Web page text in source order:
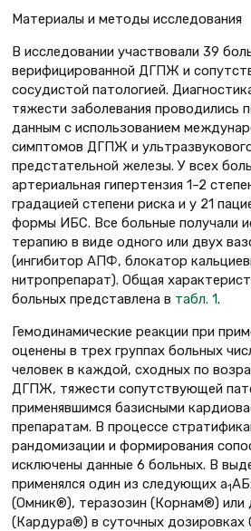
Материалы и методы исследования
В исследовании участвовали 39
верифицированной ДГПЖ и
сосудистой патологией.
тяжести заболевания проводились
данным с использованием
симптомов ДГПЖ и
предстательной железы. У всех
артериальная гипертензия 1–2
градацией степени риска и у 21
формы ИБС. Все больные получали
терапию в виде одного или двух
(ингибитор АПФ, блокатор
нитропрепарат). Общая
больных представлена в табл. 1.
Гемодинамические реакции при
оценены в трех группах больных
человек в каждой, сходных по
ДГПЖ, тяжести сопутствующей
применявшимся базисными
препаратам. В процессе
рандомизации и формирования
исключены данные 6 больных. В
применялся один из следующих a1
(Омник®), теразозин (Корнам®) или
(Кардура®) в суточных дозировках